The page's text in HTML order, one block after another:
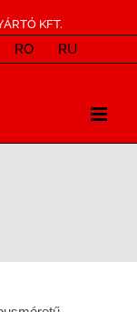
KFT.
RO RU